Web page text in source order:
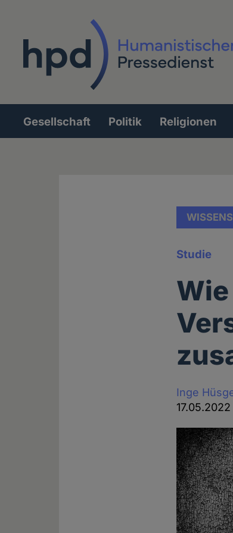
Hauptnavigation
Gesellschaft Politik Religionen
Studie
Inge
17.05.2022